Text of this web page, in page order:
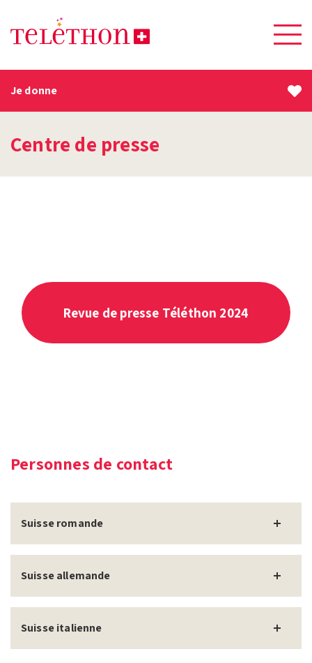
Je donne
Centre de presse
Revue de presse Téléthon 2024
Personnes de contact
Suisse romande
Suisse allemande
Suisse italienne